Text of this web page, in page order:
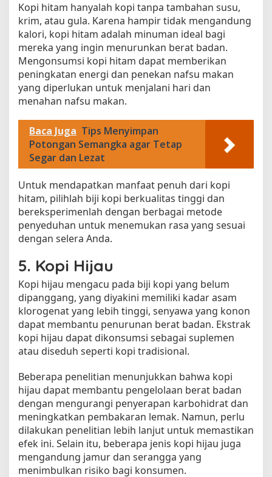
Kopi hitam hanyalah kopi tanpa tambahan susu,
krim, atau gula. Karena hampir tidak mengandung
kalori, kopi hitam adalah minuman ideal bagi
mereka yang ingin menurunkan berat badan.
Mengonsumsi kopi hitam dapat memberikan
peningkatan energi dan penekan nafsu makan
yang diperlukan untuk menjalani hari dan
menahan nafsu makan.
Baca Juga Tips Menyimpan
Potongan Semangka agar Tetap
Segar dan Lezat
Untuk mendapatkan manfaat penuh dari kopi
hitam, pilihlah biji kopi berkualitas tinggi dan
bereksperimenlah dengan berbagai metode
penyeduhan untuk menemukan rasa yang sesuai
dengan selera Anda.
5. Kopi Hijau
Kopi hijau mengacu pada biji kopi yang belum
dipanggang, yang diyakini memiliki kadar asam
klorogenat yang lebih tinggi, senyawa yang konon
dapat membantu penurunan berat badan. Ekstrak
kopi hijau dapat dikonsumsi sebagai suplemen
atau diseduh seperti kopi tradisional.
Beberapa penelitian menunjukkan bahwa kopi
hijau dapat membantu pengelolaan berat badan
dengan mengurangi penyerapan karbohidrat dan
meningkatkan pembakaran lemak. Namun, perlu
dilakukan penelitian lebih lanjut untuk memastikan
efek ini. Selain itu, beberapa jenis kopi hijau juga
mengandung jamur dan serangga yang
menimbulkan risiko bagi konsumen.